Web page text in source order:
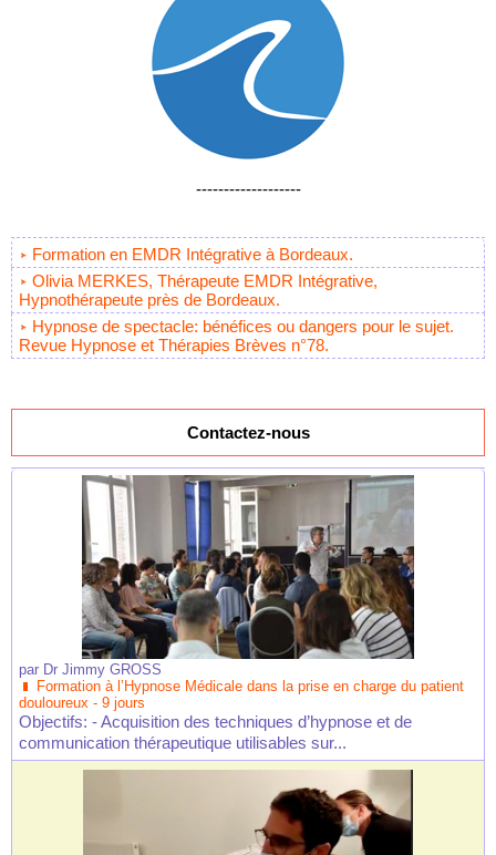
-------------------
Formation en EMDR Intégrative à Bordeaux.
Olivia MERKES, Thérapeute EMDR Intégrative,
Hypnothérapeute près de Bordeaux.
Hypnose de spectacle: bénéfices ou dangers pour le sujet.
Revue Hypnose et Thérapies Brèves n°78.
Contactez-nous
par Dr Jimmy GROSS
Formation à l’Hypnose Médicale dans la prise en charge du patient
douloureux - 9 jours
Objectifs: - Acquisition des techniques d’hypnose et de
communication thérapeutique utilisables sur...